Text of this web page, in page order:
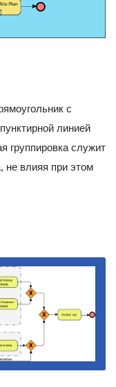
с
линией
группировка служит
не влияя при этом